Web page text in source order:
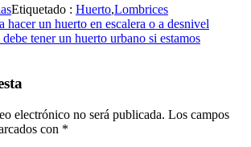
Etiquetado : Huerto,Lombrices
hacer un huerto en escalera o a desnivel
tener un huerto urbano si estamos
electrónico no será publicada. Los campos
con *